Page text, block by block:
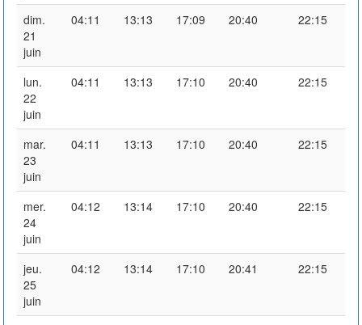
dim.
21
juin
04:11 13:13 17:09 20:40 22:15
lun.
22
juin
04:11 13:13 17:10 20:40 22:15
mar.
23
juin
04:11 13:13 17:10 20:40 22:15
mer.
24
juin
04:12 13:14 17:10 20:40 22:15
jeu.
25
juin
04:12 13:14 17:10 20:41 22:15